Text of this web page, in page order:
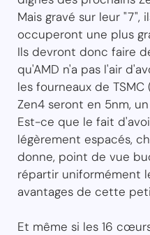
Mais gravé sur leur
occuperont une plus
Ils devront donc faire
qu'AMD n'a pas l'air
les fourneaux de
Zen4 seront en 5nm,
Est-ce que le fait
légèrement espacés,
donne, point de vue
répartir uniformément
avantages de cette
Et même si les 16